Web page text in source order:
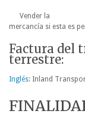
Vender la
Factura del
terrestre:
Inglés: Inland